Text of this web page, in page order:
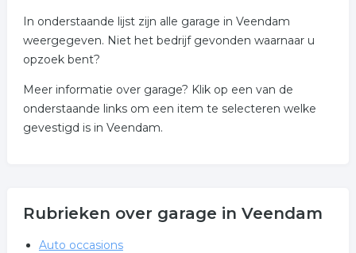
In onderstaande lijst zijn alle garage in Veendam
weergegeven. Niet het bedrijf gevonden waarnaar u
opzoek bent?
Meer informatie over garage? Klik op een van de
onderstaande links om een item te selecteren welke
gevestigd is in Veendam.
Rubrieken over garage in Veendam
Auto occasions